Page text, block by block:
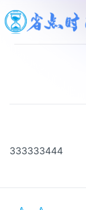
333333444